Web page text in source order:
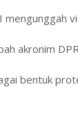
mengunggah
akronim
bentuk